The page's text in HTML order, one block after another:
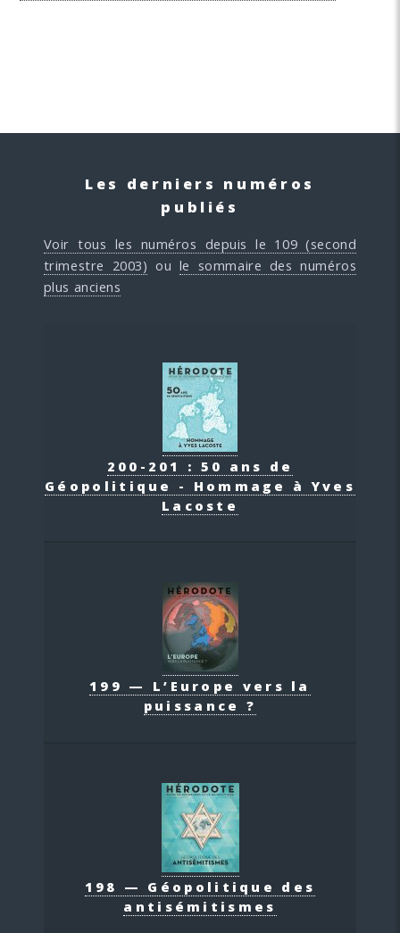
Les derniers numéros
publiés
Voir tous les numéros depuis le 109 (second
trimestre 2003) ou le sommaire des numéros
plus anciens
200-201 : 50 ans de
Géopolitique - Hommage à Yves
Lacoste
199 — L’Europe vers la
puissance ?
198 — Géopolitique des
antisémitismes